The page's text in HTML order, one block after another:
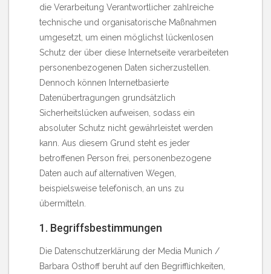
die Verarbeitung Verantwortlicher zahlreiche
technische und organisatorische Maßnahmen
umgesetzt, um einen möglichst lückenlosen
Schutz der über diese Internetseite verarbeiteten
personenbezogenen Daten sicherzustellen.
Dennoch können Internetbasierte
Datenübertragungen grundsätzlich
Sicherheitslücken aufweisen, sodass ein
absoluter Schutz nicht gewährleistet werden
kann. Aus diesem Grund steht es jeder
betroffenen Person frei, personenbezogene
Daten auch auf alternativen Wegen,
beispielsweise telefonisch, an uns zu
übermitteln.
1. Begriffsbestimmungen
Die Datenschutzerklärung der Media Munich /
Barbara Osthoff beruht auf den Begrifflichkeiten,